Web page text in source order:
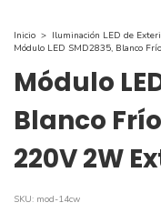
Inicio > Iluminación LED de
Módulo LED SMD2835, Blanco
Módulo
Blanco Frío
220V 2W
SKU: mod-14cw